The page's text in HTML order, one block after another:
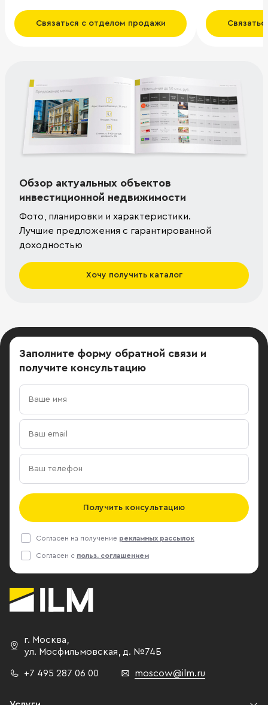
Связаться с отделом продажи
Обзор актуальных объектов
инвестиционной недвижимости
Фото, планировки и характеристики.
Лучшие предложения с гарантированной
доходностью
Хочу получить каталог
Заполните форму обратной связи и
получите консультацию
Получить консультацию
Согласен на получение рекламных рассылок
Согласен с польз. соглашением
г. Москва,
ул. Мосфильмовская, д. №74Б
+7 495 287 06 00 moscow@ilm.ru